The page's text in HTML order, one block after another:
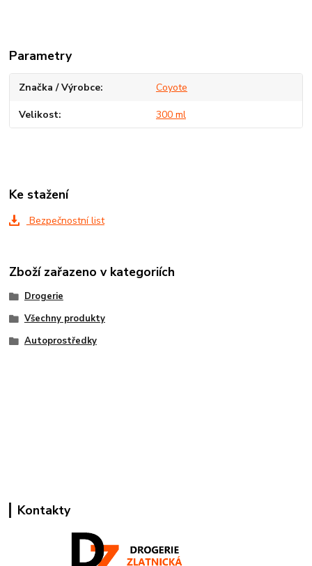
Parametry
Značka / Výrobce Coyote
Velikost 300 ml
Ke stažení
Bezpečnostní list
Zboží zařazeno v kategoriích
Drogerie
Všechny produkty
Autoprostředky
Kontakty